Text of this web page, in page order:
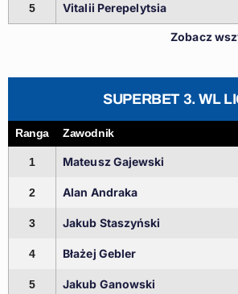
5 Vitalii Perepelytsia
Zobacz
SUPERBET 3. WL
Ranga Zawodnik
1 Mateusz Gajewski
2 Alan Andraka
3 Jakub Staszyński
4 Błażej Gebler
5 Jakub Ganowski